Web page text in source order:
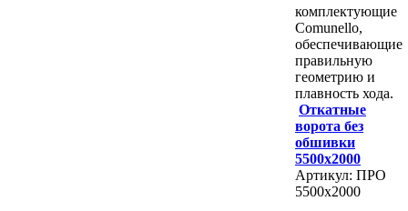
комплектующие
Comunello,
обеспечивающие
правильную
геометрию и
плавность хода.
Откатные
ворота без
обшивки
5500х2000
Артикул: ПРО
5500х2000